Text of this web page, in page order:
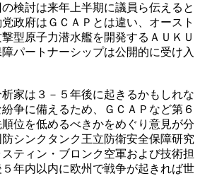
検討は来年上半期に議員ら伝えると
政府はＧＣＡＰとは違い、オースト
型原子力潜水艦を開発するＡＵＫＵ
パートナーシップは公開的に受け入
家は３－５年後に起きるかもしれな
争に備えるため、ＧＣＡＰなど第６
位を低めるべきかをめぐり意見が分
シンクタンク王立防衛安全保障研究
ティン・ブロンク空軍および技術担
年内以内に欧州で戦争が起きれば世